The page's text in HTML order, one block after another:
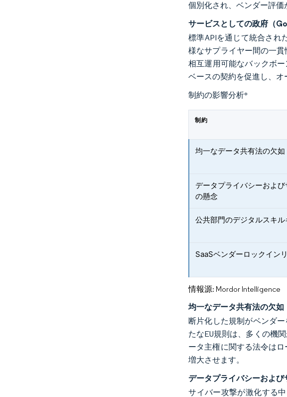
個別化され、ベンダー評価
サービスとしての政府（
標準APIを通じて統合され
様なサプライヤー間の一
相互運用可能なバックボ
ベースの契約を促進し、オ
制約の影響分析*
制約
均一なデータ共有法の欠如
データプライバシーおよ
の懸念
公共部門のデジタルスキ
SaaSベンダーロックイン
情報源: Mordor Intelligence
均一なデータ共有法の欠如
断片化した規制がベンダ
たなEU規則は、多くの機
ータ主権に関する法令は
増大させます。
データプライバシーおよ
サイバー攻撃が激化する